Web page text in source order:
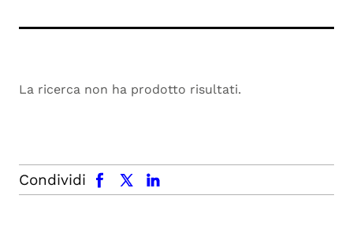
La ricerca non ha prodotto risultati.
Condividi
facebook x.com linkedin